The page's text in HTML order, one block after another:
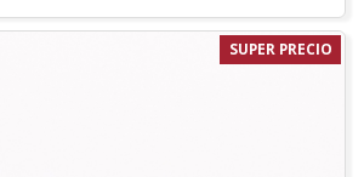
SUPER PRECIO